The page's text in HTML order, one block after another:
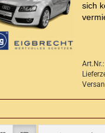
sich